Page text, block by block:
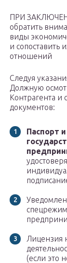
ПРИ
обратить
виды
и сопоставить
отношений
Следуя
Должную
Контрагента и
документов:
Паспорт
Лицензия
(если это